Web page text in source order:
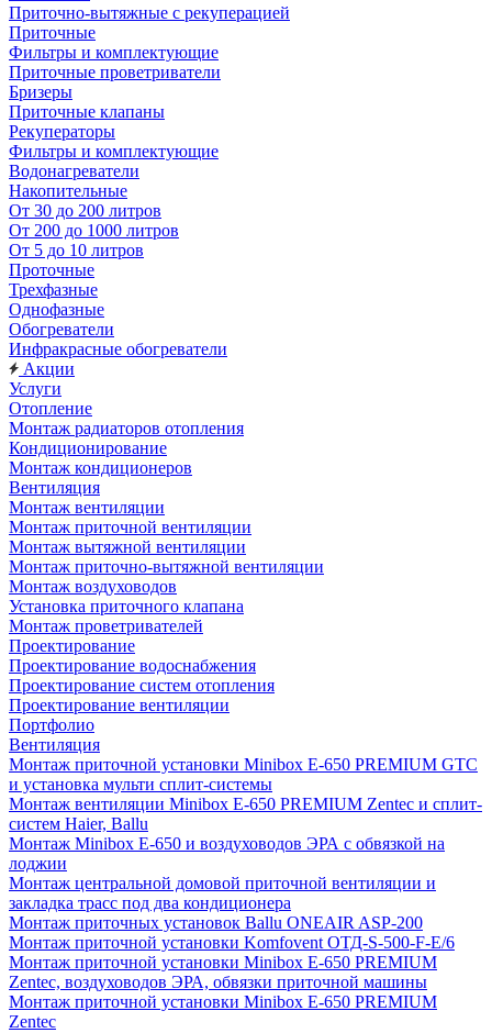
Приточно-вытяжные с рекуперацией
Приточные
Фильтры и комплектующие
Приточные проветриватели
Бризеры
Приточные клапаны
Рекуператоры
Фильтры и комплектующие
Водонагреватели
Накопительные
От 30 до 200 литров
От 200 до 1000 литров
От 5 до 10 литров
Проточные
Трехфазные
Однофазные
Обогреватели
Инфракрасные обогреватели
Акции
Услуги
Отопление
Монтаж радиаторов отопления
Кондиционирование
Монтаж кондиционеров
Вентиляция
Монтаж вентиляции
Монтаж приточной вентиляции
Монтаж вытяжной вентиляции
Монтаж приточно-вытяжной вентиляции
Монтаж воздуховодов
Установка приточного клапана
Монтаж проветривателей
Проектирование
Проектирование водоснабжения
Проектирование систем отопления
Проектирование вентиляции
Портфолио
Вентиляция
Монтаж приточной установки Minibox E-650 PREMIUM GTC
и установка мульти сплит-системы
Монтаж вентиляции Minibox E-650 PREMIUM Zentec и сплит-
систем Haier, Ballu
Монтаж Minibox E-650 и воздуховодов ЭРА с обвязкой на
лоджии
Монтаж центральной домовой приточной вентиляции и
закладка трасс под два кондиционера
Монтаж приточных установок Ballu ONEAIR ASP-200
Монтаж приточной установки Komfovent ОТД-S-500-F-E/6
Монтаж приточной установки Minibox E-650 PREMIUM
Zentec, воздуховодов ЭРА, обвязки приточной машины
Монтаж приточной установки Minibox E-650 PREMIUM
Zentec